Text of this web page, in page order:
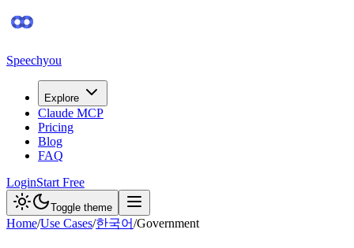
Speechyou
Explore
Claude MCP
Pricing
Blog
FAQ
LoginStart Free
Toggle theme
Home/Use Cases/한국어/Government